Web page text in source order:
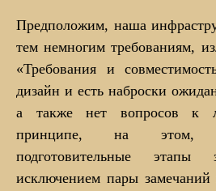
Предположим, наша
тем немногим требованиям,
«Требования и
дизайн и есть наброски
а также нет вопросов к
принципе, на этом,
подготовительные этапы
исключением пары замечаний